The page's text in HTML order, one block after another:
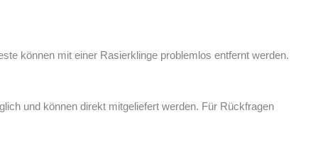
können mit einer Rasierklinge problemlos entfernt werden.
und können direkt mitgeliefert werden. Für Rückfragen